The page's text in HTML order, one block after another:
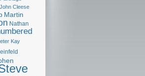
John Cleese
Martin
Nathan
Kay